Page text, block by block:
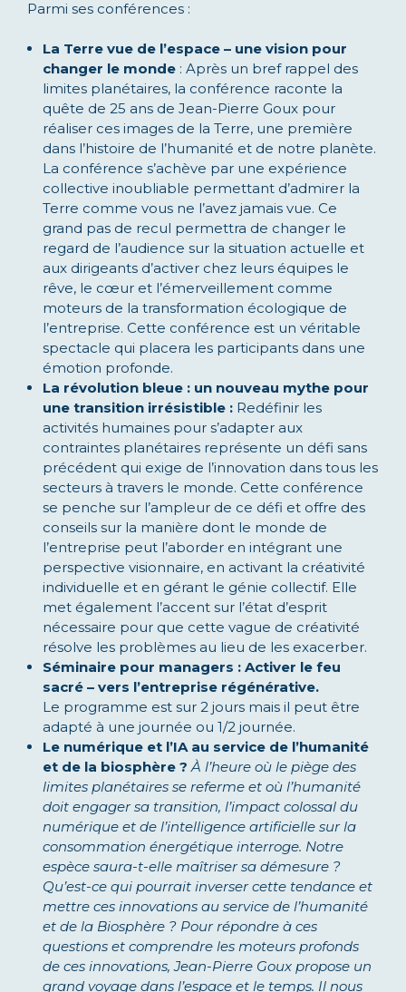
Parmi ses conférences :
La Terre vue de l’espace – une vision pour
changer le monde : Après un bref rappel des
limites planétaires, la conférence raconte la
quête de 25 ans de Jean-Pierre Goux pour
réaliser ces images de la Terre, une première
dans l’histoire de l’humanité et de notre planète.
La conférence s’achève par une expérience
collective inoubliable permettant d’admirer la
Terre comme vous ne l’avez jamais vue. Ce
grand pas de recul permettra de changer le
regard de l’audience sur la situation actuelle et
aux dirigeants d’activer chez leurs équipes le
rêve, le cœur et l’émerveillement comme
moteurs de la transformation écologique de
l’entreprise. Cette conférence est un véritable
spectacle qui placera les participants dans une
émotion profonde.
La révolution bleue : un nouveau mythe pour
une transition irrésistible : Redéfinir les
activités humaines pour s’adapter aux
contraintes planétaires représente un défi sans
précédent qui exige de l’innovation dans tous les
secteurs à travers le monde. Cette conférence
se penche sur l’ampleur de ce défi et offre des
conseils sur la manière dont le monde de
l’entreprise peut l’aborder en intégrant une
perspective visionnaire, en activant la créativité
individuelle et en gérant le génie collectif. Elle
met également l’accent sur l’état d’esprit
nécessaire pour que cette vague de créativité
résolve les problèmes au lieu de les exacerber.
Séminaire pour managers : Activer le feu
sacré – vers l’entreprise régénérative.
Le programme est sur 2 jours mais il peut être
adapté à une journée ou 1/2 journée.
Le numérique et l’IA au service de l’humanité
et de la biosphère ? À l’heure où le piège des
limites planétaires se referme et où l’humanité
doit engager sa transition, l’impact colossal du
numérique et de l’intelligence artificielle sur la
consommation énergétique interroge. Notre
espèce saura-t-elle maîtriser sa démesure ?
Qu’est-ce qui pourrait inverser cette tendance et
mettre ces innovations au service de l’humanité
et de la Biosphère ? Pour répondre à ces
questions et comprendre les moteurs profonds
de ces innovations, Jean-Pierre Goux propose un
grand voyage dans l’espace et le temps. Il nous